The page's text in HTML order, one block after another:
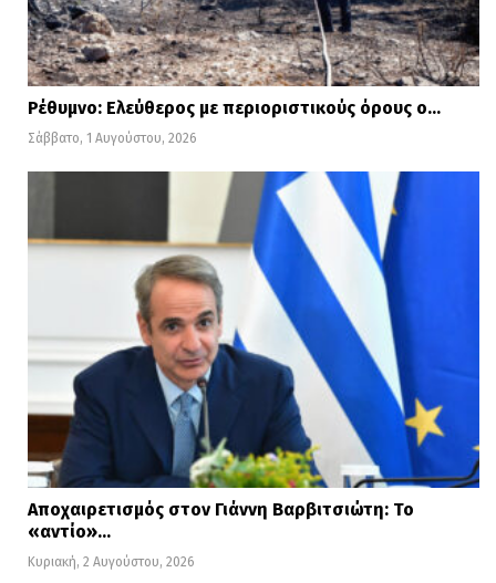
Ρέθυμνο: Ελεύθερος με περιοριστικούς όρους ο…
Σάββατο, 1 Αυγούστου, 2026
Αποχαιρετισμός στον Γιάννη Βαρβιτσιώτη: Το
«αντίο»…
Κυριακή, 2 Αυγούστου, 2026